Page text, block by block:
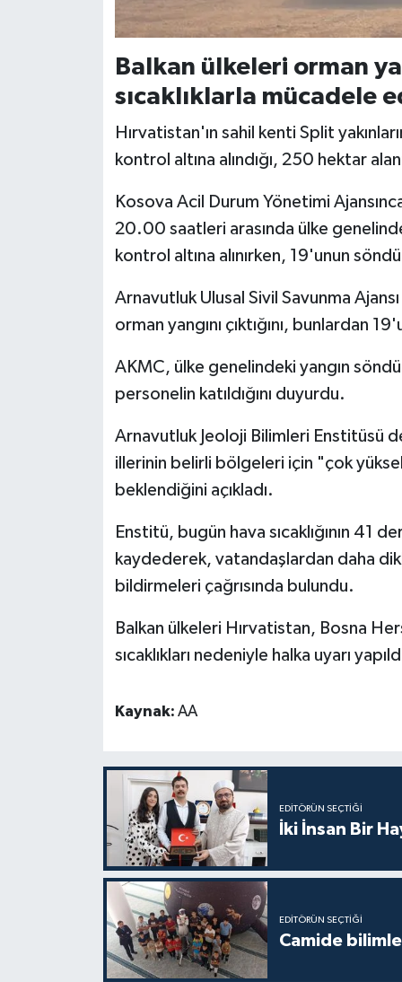
Balkan ülkeleri orman
sıcaklıklarla mücadele
Hırvatistan'ın sahil kenti Split
kontrol altına alındığı, 250 hektar
Kosova Acil Durum Yönetimi
20.00 saatleri arasında ülke
kontrol altına alınırken, 19'unun
Arnavutluk Ulusal Sivil Savunma
orman yangını çıktığını, bunlardan
AKMC, ülke genelindeki yangın
personelin katıldığını duyurdu.
Arnavutluk Jeoloji Bilimleri Enstitüsü
illerinin belirli bölgeleri için "çok
beklendiğini açıkladı.
Enstitü, bugün hava sıcaklığının 41
kaydederek, vatandaşlardan daha
bildirmeleri çağrısında bulundu.
Balkan ülkeleri Hırvatistan, Bosna
sıcaklıkları nedeniyle halka uyarı
Kaynak: AA
EDITÖRÜN SEÇTIĞI
İki İnsan Bir
EDITÖRÜN SEÇTIĞI
Camide
Gümüşhane Müftülüğü
Hakkari Müftülüğü
Hatay Müftülüğü
Iğdır Müftülüğü
Isparta Müftülüğü
İzmir Müftülüğü
Kahramanmaraş Müftülüğü
Karaman Müftülüğü
Kars Müftülüğü
Kayseri Müftülüğü
Kırıkkale Müftülüğü
Kırklareli Müftülüğü
Kocaeli Müftülüğü
Konya Müftülüğü
Kütahya Müftülüğü
Malatya Müftülüğü
Manisa Müftülüğü